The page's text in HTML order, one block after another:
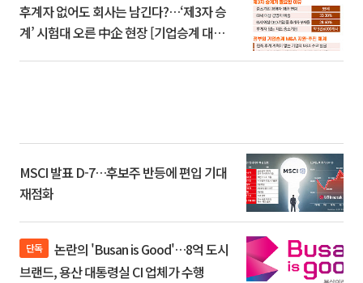
후계자 없어도 회사는 남긴다?…‘제3자 승
계’ 시험대 오른 中企 현장 [기업승계 대전
MSCI 발표 D-7…후보주 반등에 편입 기대
재점화
단독
브랜드, 용산 대통령실 CI 업체가 수행